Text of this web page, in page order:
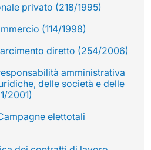
privato (218/1995)
(114/1998)
diretto (254/2006)
amministrativa
delle società e delle
2001)
elettotali